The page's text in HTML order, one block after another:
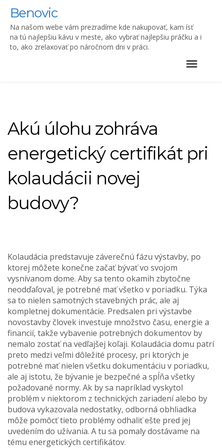
content
Benovic
Na našom webe vám prezradíme kde nakupovať, kam ísť
na tú najlepšiu kávu v meste, ako vybrať najlepšiu práčku a i
to, ako zrelaxovať po náročnom dni v práci.
Toggle
Akú úlohu zohráva
energetický certifikát pri
kolaudácii novej
budovy?
Kolaudácia predstavuje záverečnú fázu výstavby, po
ktorej môžete konečne začať bývať vo svojom
vysnívanom dome. Aby sa tento okamih zbytočne
neodďaľoval, je potrebné mať všetko v poriadku. Týka
sa to nielen samotných stavebných prác, ale aj
kompletnej dokumentácie. Predsalen pri výstavbe
novostavby človek investuje množstvo času, energie a
financií, takže vybavenie potrebných dokumentov by
nemalo zostať na vedľajšej koľaji. Kolaudácia domu patrí
preto medzi veľmi dôležité procesy, pri ktorých je
potrebné mať nielen všetku dokumentáciu v poriadku,
ale aj istotu, že bývanie je bezpečné a spĺňa všetky
požadované normy. Ak by sa napríklad vyskytol
problém v niektorom z technických zariadení alebo by
budova vykazovala nedostatky, odborná obhliadka
môže pomôcť tieto problémy odhaliť ešte pred jej
uvedením do užívania. A tu sa pomaly dostávame na
tému energetických certifikátov.